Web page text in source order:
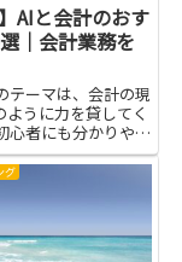
AIと会計のおす
｜会計業務を
テーマは、会計の現
ように力を貸してく
心者にも分かりやす
。AIと会計の組み合
のルーティン作業を
します。経費処理
グ